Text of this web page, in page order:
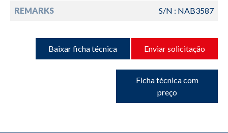
REMARKS S/N : NAB3587
Baixar ficha técnica Enviar solicitação
Ficha técnica com
preço